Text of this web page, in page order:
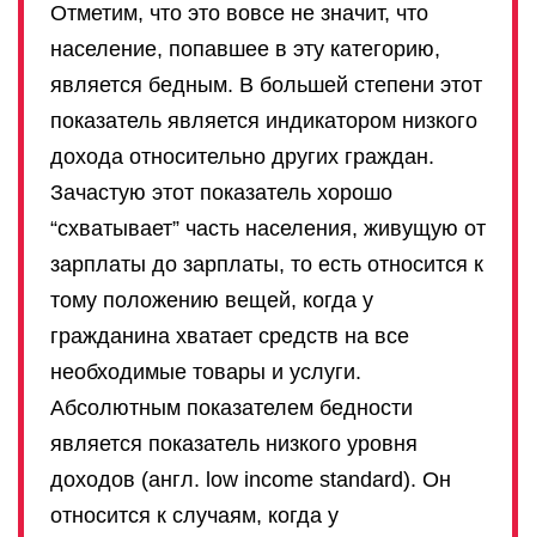
Отметим, что это вовсе не значит, что
население, попавшее в эту категорию,
является бедным. В большей степени этот
показатель является индикатором низкого
дохода относительно других граждан.
Зачастую этот показатель хорошо
“схватывает” часть населения, живущую от
зарплаты до зарплаты, то есть относится к
тому положению вещей, когда у
гражданина хватает средств на все
необходимые товары и услуги.
Абсолютным показателем бедности
является показатель низкого уровня
доходов (англ. low income standard). Он
относится к случаям, когда у